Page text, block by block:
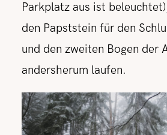
Parkplatz aus ist
den Papststein für den
und den zweiten Bogen der
andersherum laufen.